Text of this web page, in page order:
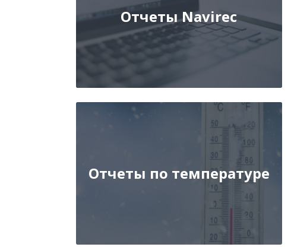
Отчеты Navirec
Отчеты по температуре